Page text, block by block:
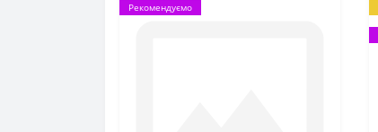
Рекомендуємо